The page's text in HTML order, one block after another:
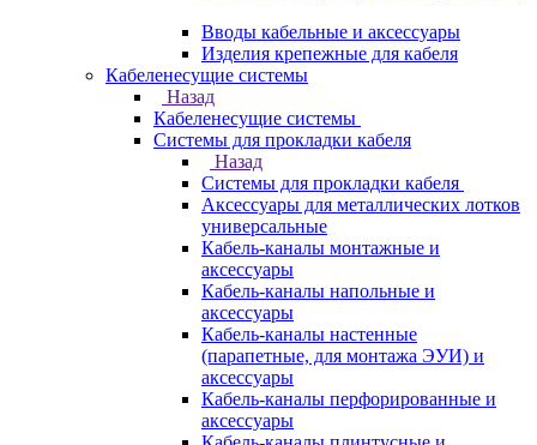
Вводы кабельные и аксессуары
Изделия крепежные для кабеля
Кабеленесущие системы
Назад
Кабеленесущие системы
Системы для прокладки кабеля
Назад
Системы для прокладки кабеля
Аксессуары для металлических лотков
универсальные
Кабель-каналы монтажные и
аксессуары
Кабель-каналы напольные и
аксессуары
Кабель-каналы настенные
(парапетные, для монтажа ЭУИ) и
аксессуары
Кабель-каналы перфорированные и
аксессуары